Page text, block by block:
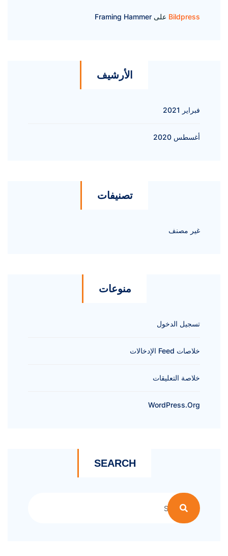
Bildpress على Framing Hammer
الأرشيف
فبراير 2021
أغسطس 2020
تصنيفات
غير مصنف
منوعات
تسجيل الدخول
خلاصات Feed الإدخالات
خلاصة التعليقات
WordPress.org
SEARCH